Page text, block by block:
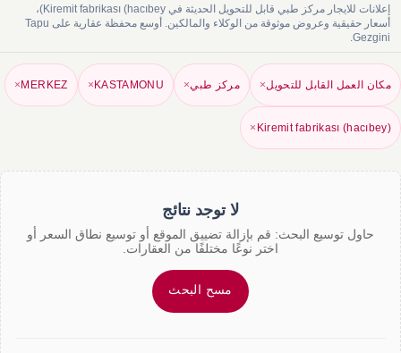
إعلانات للايجار مركز طبي قابل للتحويل الحديثة في Kiremit fabrikası (hacıbey)،
أسعار حقيقية وعروض موثوقة من الوكلاء والمالكين. أوسع محفظة عقارية على Tapu
Gezgini.
مكان العمل القابل للتحويل× مركز طبي×
KASTAMONU
×
MERKEZ
×
Kiremit fabrikası (hacıbey)
×
لا توجد نتائج
حاول توسيع البحث: قم بإزالة تضييق الموقع أو توسيع نطاق السعر أو
اختر نوعًا مختلفًا من العقارات.
مسح البحث